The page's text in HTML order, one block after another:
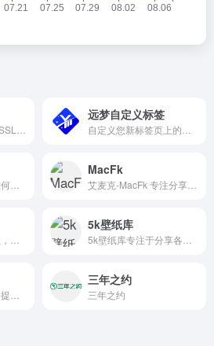
远梦自定义标签
MacFk
5k壁纸库
三年之约
三年之约